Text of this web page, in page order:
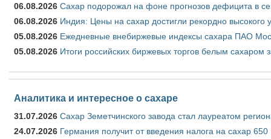
06.08.2026 Сахар подорожал на фоне прогнозов дефицита в
06.08.2026 Индия: Цены на сахар достигли рекордно высокого
05.08.2026 Ежедневные внебиржевые индексы сахара ПАО
05.08.2026 Итоги российских биржевых торгов белым сахаром
Аналитика и интересное о сахаре
31.07.2026 Сахар Земетчинского завода стал лауреатом
24.07.2026 Германия получит от введения налога на сахар